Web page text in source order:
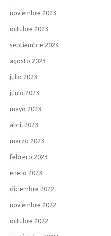
noviembre 2023
octubre 2023
septiembre 2023
agosto 2023
julio 2023
junio 2023
mayo 2023
abril 2023
marzo 2023
febrero 2023
enero 2023
diciembre 2022
noviembre 2022
octubre 2022